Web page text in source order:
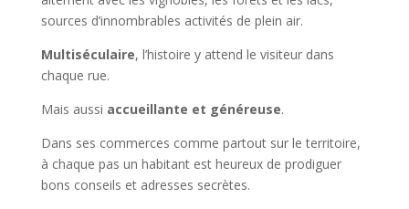
sources d’innombrables activités de plein air.
Multiséculaire, l’histoire y attend le visiteur dans
chaque rue.
Mais aussi accueillante et généreuse.
Dans ses commerces comme partout sur le territoire,
à chaque pas un habitant est heureux de prodiguer
bons conseils et adresses secrètes.